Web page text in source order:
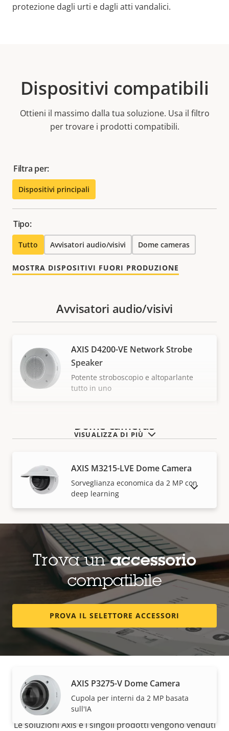
protezione dagli urti e dagli atti vandalici.
Dispositivi compatibili
Ottieni il massimo dalla tua soluzione. Usa il filtro
per trovare i prodotti compatibili.
Filtra per:
Dispositivi principali
Tipo:
Tutto Avvisatori audio/visivi Dome cameras
MOSTRA DISPOSITIVI FUORI PRODUZIONE
VISUALIZZA DI PIÙ
Avvisatori audio/visivi
AXIS D4200-VE Network Strobe
Speaker
Potente stroboscopio e altoparlante
tutto in uno
Dome cameras
AXIS M3215-LVE Dome Camera
Sorveglianza economica da 2 MP con
deep learning
AXIS M3216-LVE Dome Camera
Sorveglianza economica da 4 MP con
deep learning
AXIS P3275-LV Dome Camera
Cupola per interni da 2 MP basata
sull'IA
AXIS P3275-V Dome Camera
Cupola per interni da 2 MP basata
sull'IA
MOSTRA DISPOSITIVI FUORI PRODUZIONE
Trova unaccessorio
compatibile
PROVA IL SELETTORE ACCESSORI
Come acquistare
Le soluzioni Axis e i singoli prodotti vengono venduti